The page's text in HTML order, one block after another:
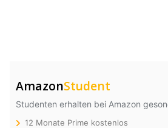
AmazonStudent
Studenten erhalten bei Amazon
12 Monate Prime kostenlos